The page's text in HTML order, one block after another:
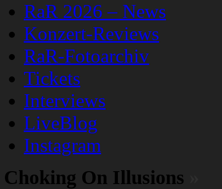
RaR 2026 – News
Konzert-Reviews
RaR-Fotoarchiv
Tickets
Interviews
LiveBlog
Instagram
Choking On Illusions